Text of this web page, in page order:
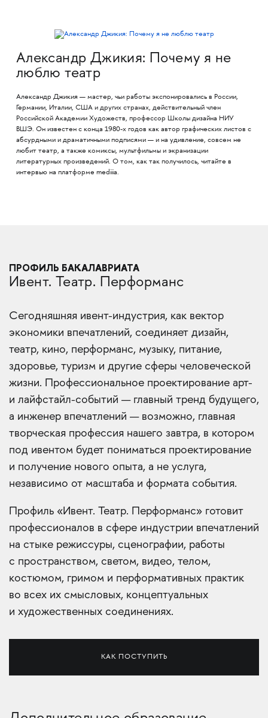
Александр Джикия: Почему я не
люблю театр
Александр Джикия — мастер, чьи работы экспонировались в России,
Германии, Италии, США и других странах, действительный член
Российской Академии Художеств, профессор Школы дизайна НИУ
ВШЭ. Он известен с конца 1980-х годов как автор графических листов с
абсурдными и драматичными подписями — и на удивление, совсем не
любит театр, а также комиксы, мультфильмы и экранизации
литературных произведений. О том, как так получилось, читайте в
интервью на платформе mediiia.
ПРОФИЛЬ БАКАЛАВРИАТА
Ивент. Театр. Перформанс
Сегодняшняя ивент-индустрия, как вектор
экономики впечатлений, соединяет дизайн,
театр, кино, перформанс, музыку, питание,
здоровье, туризм и другие сферы человеческой
жизни. Профессиональное проектирование арт-
и лайфстайл-событий — главный тренд будущего,
а инженер впечатлений — возможно, главная
творческая профессия нашего завтра, в котором
под ивентом будет пониматься проектирование
и получение нового опыта, а не услуга,
независимо от масштаба и формата события.
Профиль «Ивент. Театр. Перформанс» готовит
профессионалов в сфере индустрии впечатлений
на стыке режиссуры, сценографии, работы
с пространством, светом, видео, телом,
костюмом, гримом и перформативных практик
во всех их смысловых, концептуальных
и художественных соединениях.
КАК ПОСТУПИТЬ